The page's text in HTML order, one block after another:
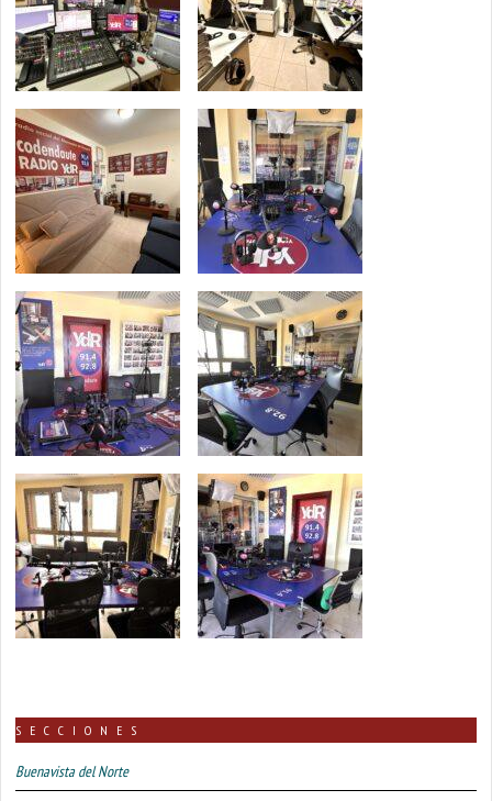
SECCIONES
Buenavista del Norte